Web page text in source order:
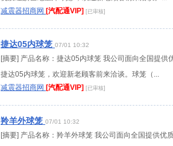
减震器招商网 [汽配通VIP] [已审核]
捷达05内球笼 07/01 10:32
[摘要] 产品名称：捷达05内球笼 我公司面向全国提供
捷达05内球笼，欢迎新老顾客前来洽谈。球笼（...
减震器招商网 [汽配通VIP] [已审核]
羚羊外球笼 07/01 10:32
[摘要] 产品名称：羚羊外球笼 我公司面向全国提供优